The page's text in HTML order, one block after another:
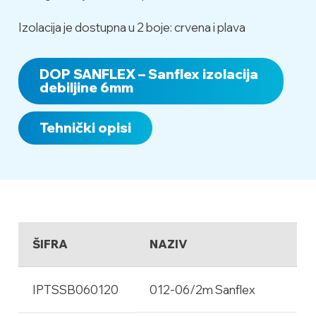
Izolacija je dostupna u 2 boje: crvena i plava
DOP SANFLEX – Sanflex izolacija
debiljine 6mm
Tehnički opisi
ŠIFRA NAZIV
IPTSSB060120 012-06/2m Sanflex